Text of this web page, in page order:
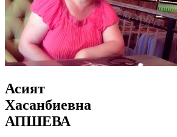
Асият
Хасанбиевна
АПШЕВА